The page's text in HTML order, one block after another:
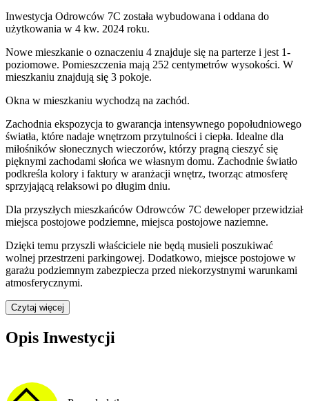
Inwestycja Odrowców 7C została wybudowana i oddana do
użytkowania w 4 kw. 2024 roku.
Nowe mieszkanie o oznaczeniu 4 znajduje się na parterze i jest 1-
poziomowe. Pomieszczenia mają 252 centymetrów wysokości. W
mieszkaniu znajdują się 3 pokoje.
Okna w mieszkaniu wychodzą na zachód.
Zachodnia ekspozycja to gwarancja intensywnego popołudniowego
światła, które nadaje wnętrzom przytulności i ciepła. Idealne dla
miłośników słonecznych wieczorów, którzy pragną cieszyć się
pięknymi zachodami słońca we własnym domu. Zachodnie światło
podkreśla kolory i faktury w aranżacji wnętrz, tworząc atmosferę
sprzyjającą relaksowi po długim dniu.
Dla przyszłych mieszkańców Odrowców 7C deweloper przewidział
miejsca postojowe podziemne, miejsca postojowe naziemne.
Dzięki temu przyszli właściciele nie będą musieli poszukiwać
wolnej przestrzeni parkingowej. Dodatkowo, miejsce postojowe w
garażu podziemnym zabezpiecza przed niekorzystnymi warunkami
atmosferycznymi.
Czytaj więcej
Opis Inwestycji